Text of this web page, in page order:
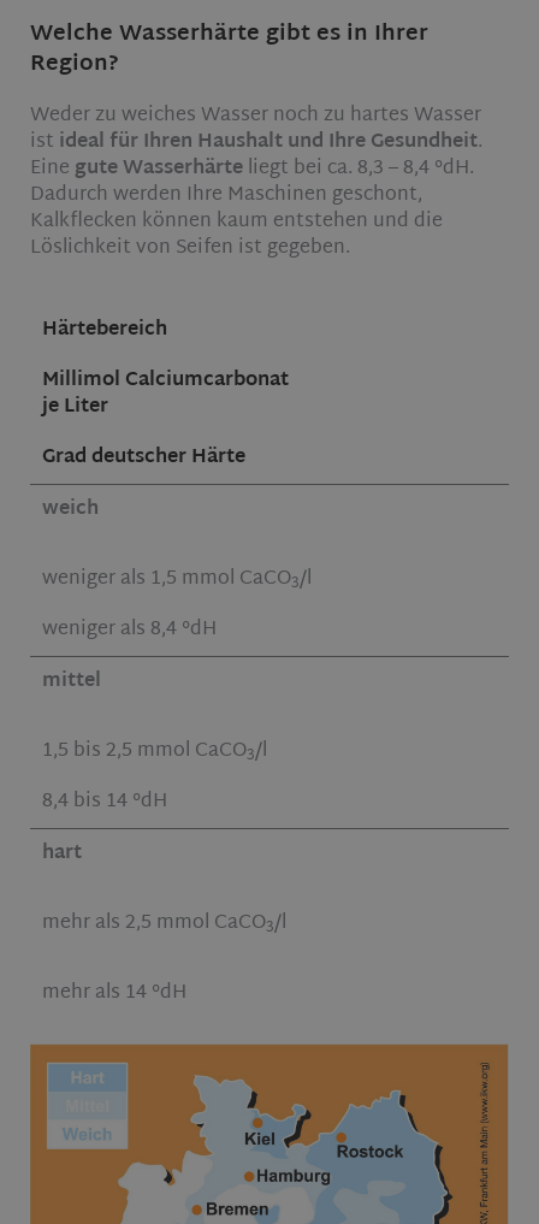
Welche Wasserhärte gibt es in Ihrer
Region?
Weder zu weiches Wasser noch zu hartes Wasser
ist ideal für Ihren Haushalt und Ihre Gesundheit.
Einegute Wasserhärteliegt bei ca. 8,3 – 8,4 °dH.
Dadurch werden Ihre Maschinen geschont,
Kalkflecken können kaum entstehen und die
Löslichkeit von Seifen ist gegeben.
Härtebereich
Millimol Calciumcarbonat
je Liter
Grad deutscher Härte
weich
weniger als 1,5 mmol CaCO3/l
weniger als 8,4 °dH
mittel
1,5 bis 2,5 mmol CaCO3/l
8,4 bis 14 °dH
hart
mehr als 2,5 mmol CaCO3/l
mehr als 14 °dH